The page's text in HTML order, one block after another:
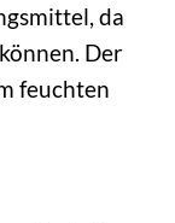
da
Der
feuchten